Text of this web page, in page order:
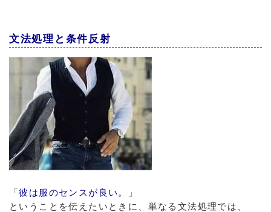
文法処理と条件反射
「彼は服のセンスが良い。
」
ということを伝えたいときに、単なる文法処理では、